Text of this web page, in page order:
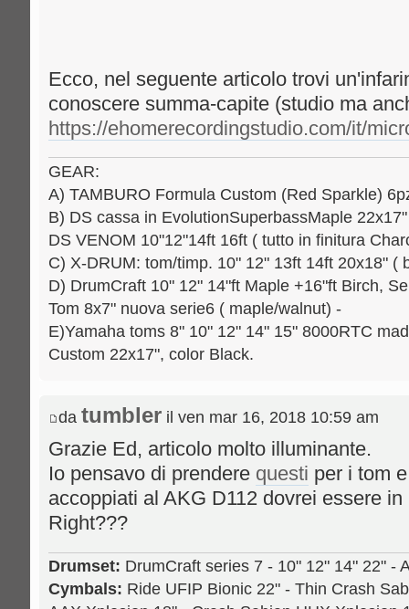
Ecco, nel seguente articolo trovi
conoscere summa-capite (studio ma
https://ehomerecordingstudio.com/it/
GEAR:
A) TAMBURO Formula Custom (Red Sparkle)
B) DS cassa in EvolutionSuperbassMaple
DS VENOM 10"12"14ft 16ft ( tutto in finitura
C) X-DRUM: tom/timp. 10" 12" 13ft 14ft 20x18" (
D) DrumCraft 10" 12" 14"ft Maple +16"ft Birch,
Tom 8x7" nuova serie6 ( maple/walnut) -
E)Yamaha toms 8" 10" 12" 14" 15" 8000RTC
Custom 22x17", color Black.
da tumbler il ven mar 16, 2018 10:59 am
Grazie Ed, articolo molto illuminante.
Io pensavo di prendere questi per i tom
accoppiati al AKG D112 dovrei essere in
Right???
Drumset: DrumCraft series 7 - 10" 12" 14" 22" -
Cymbals: Ride UFIP Bionic 22" - Thin Crash